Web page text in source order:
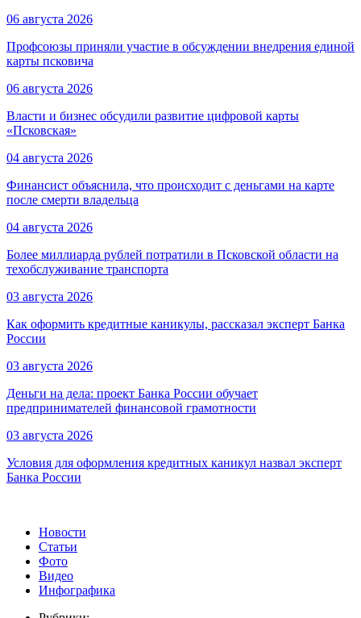
06 августа 2026
Профсоюзы приняли участие в обсуждении внедрения единой
карты псковича
06 августа 2026
Власти и бизнес обсудили развитие цифровой карты
«Псковская»
04 августа 2026
Финансист объяснила, что происходит с деньгами на карте
после смерти владельца
04 августа 2026
Более миллиарда рублей потратили в Псковской области на
техобслуживание транспорта
03 августа 2026
Как оформить кредитные каникулы, рассказал эксперт Банка
России
03 августа 2026
Деньги на дела: проект Банка России обучает
предпринимателей финансовой грамотности
03 августа 2026
Условия для оформления кредитных каникул назвал эксперт
Банка России
Новости
Статьи
Фото
Видео
Инфографика